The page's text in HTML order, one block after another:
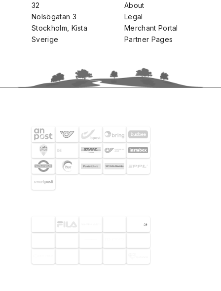
32
Nolsögatan 3
Stockholm, Kista
Sverige
About
Legal
Merchant Portal
Partner Pages